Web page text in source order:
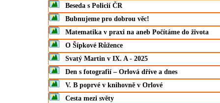
Beseda s Policií ČR
Bubnujeme pro dobrou věc!
Matematika v praxi na aneb Počítáme do života
O Šípkové Růžence
Svatý Martin v IX. A - 2025
Den s fotografií – Orlová dříve a dnes
V. B poprvé v knihovně v Orlové
Cesta mezi světy